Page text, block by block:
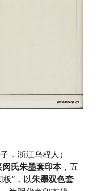
，浙江乌程人）
氏朱墨套印本，五
”，以朱墨双色套